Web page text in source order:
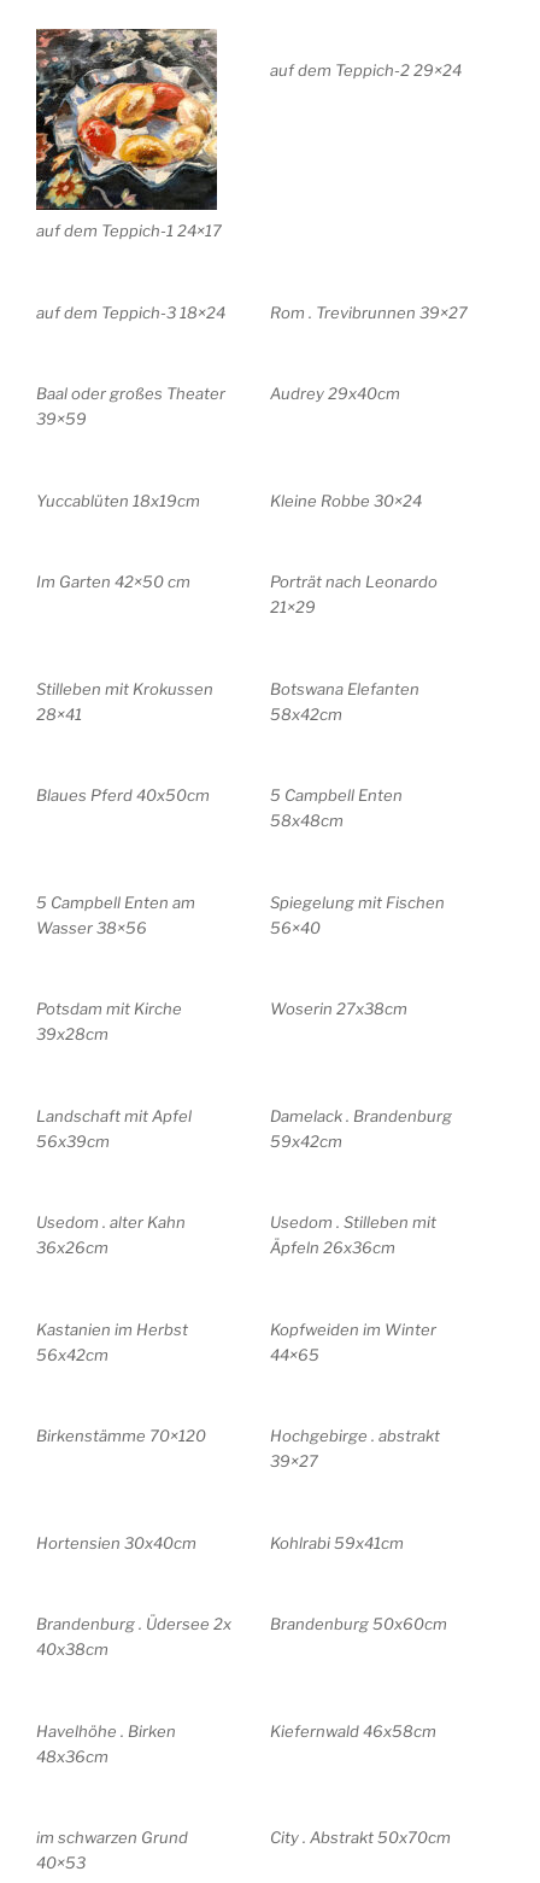
auf dem Teppich-1 24×17
auf dem Teppich-2 29×24
auf dem Teppich-3 18×24 Rom . Trevibrunnen 39×27
Baal oder großes Theater
39×59
Audrey 29x40cm
Yuccablüten 18x19cm Kleine Robbe 30×24
Im Garten 42×50 cm
Porträt nach Leonardo
21×29
Stilleben mit Krokussen
28×41
Botswana Elefanten
58x42cm
Blaues Pferd 40x50cm
5 Campbell Enten
58x48cm
5 Campbell Enten am
Wasser 38×56
Spiegelung mit Fischen
56×40
Potsdam mit Kirche
39x28cm
Woserin 27x38cm
Landschaft mit Apfel
56x39cm
Damelack . Brandenburg
59x42cm
Usedom . alter Kahn
36x26cm
Usedom . Stilleben mit
Äpfeln 26x36cm
Kastanien im Herbst
56x42cm
Kopfweiden im Winter
44×65
Birkenstämme 70×120
Hochgebirge . abstrakt
39×27
Hortensien 30x40cm Kohlrabi 59x41cm
Brandenburg . Üdersee 2x
40x38cm
Brandenburg 50x60cm
Havelhöhe . Birken
48x36cm
Kiefernwald 46x58cm
im schwarzen Grund
40×53
City . Abstrakt 50x70cm